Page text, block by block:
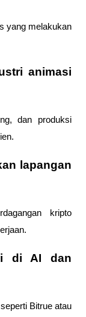
yang melakukan
animasi
dan produksi
lapangan
kripto
di AI dan
Bitrue atau